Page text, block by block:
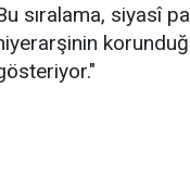
sıralama, siyasî